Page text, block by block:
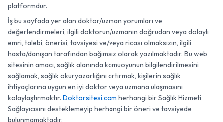
platformdur.
İş bu sayfada yer alan doktor/uzman yorumları ve
değerlendirmeleri, ilgili doktorun/uzmanın doğrudan veya dolaylı
emri, talebi, önerisi, tavsiyesi ve/veya ricası olmaksızın, ilgili
hasta/danışan tarafından bağımsız olarak yazılmaktadır. Bu web
sitesinin amacı, sağlık alanında kamuoyunun bilgilendirilmesini
sağlamak, sağlık okuryazarlığını artırmak, kişilerin sağlık
ihtiyaçlarına uygun en iyi doktor veya uzmana ulaşmasını
kolaylaştırmaktır. Doktorsitesi.com herhangi bir Sağlık Hizmeti
Sağlayıcısını desteklemeyip herhangi bir öneri ve tavsiyede
bulunmamaktadır.